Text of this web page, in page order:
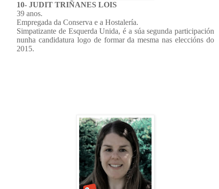
10- JUDIT TRIÑANES LOIS
39 anos.
Empregada da Conserva e a Hostalería.
Simpatizante de Esquerda Unida, é a súa segunda participación
nunha candidatura logo de formar da mesma nas eleccións do
2015.